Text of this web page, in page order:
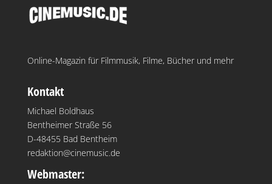
Online-Magazin für Filmmusik, Filme, Bücher und mehr
Kontakt
Michael Boldhaus
Bentheimer Straße 56
D-48455 Bad Bentheim
redaktion@cinemusic.de
Webmaster: